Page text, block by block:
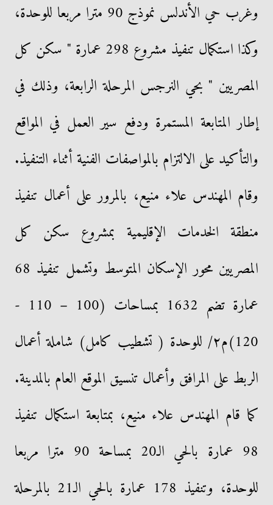
وغرب حي الأندلس نموذج 90 مترا مربعا للوحدة،
وكذا استكمال تنفيذ مشروع 298 عمارة " سكن كل
المصريين " بحي النرجس المرحلة الرابعة، وذلك في
إطار المتابعة المستمرة ودفع سير العمل في المواقع
والتأكيد على الالتزام بالمواصفات الفنية أثناء التنفيذ.
وقام المهندس علاء منيع، بالمرور على أعمال تنفيذ
منطقة الخدمات الإقليمية بمشروع سكن كل
المصريين محور الإسكان المتوسط وتشمل تنفيذ 68
عمارة تضم 1632 بمساحات (100 – 110 -
120)م٢/ للوحدة ( تشطيب كامل) شاملة أعمال
الربط على المرافق وأعمال تنسيق الموقع العام بالمدينة.
كما قام المهندس علاء منيع، بمتابعة استكمال تنفيذ
98 عمارة بالحي الـ20 بمساحة 90 مترا مربعا
للوحدة، وتنفيذ 178 عمارة بالحي الـ21 بالمرحلة